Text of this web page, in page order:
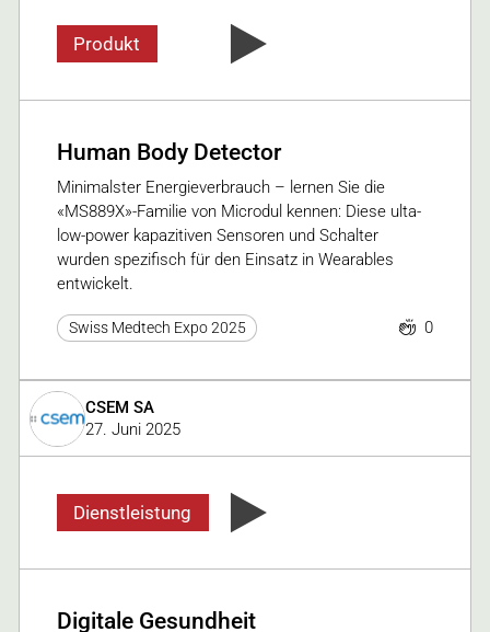
Produkt
Human Body Detector
Minimalster Energieverbrauch – lernen Sie die
«MS889X»-Familie von Microdul kennen: Diese ulta-
low-power kapazitiven Sensoren und Schalter
wurden spezifisch für den Einsatz in Wearables
entwickelt.
Swiss Medtech Expo 2025 0
CSEM SA
27. Juni 2025
Dienstleistung
Digitale Gesundheit